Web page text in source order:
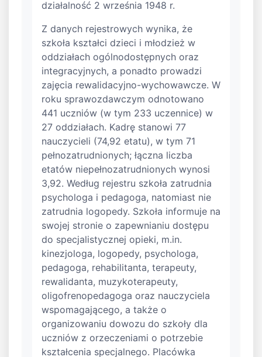
działalność 2 września 1948 r.
Z danych rejestrowych wynika, że
szkoła kształci dzieci i młodzież w
oddziałach ogólnodostępnych oraz
integracyjnych, a ponadto prowadzi
zajęcia rewalidacyjno-wychowawcze. W
roku sprawozdawczym odnotowano
441 uczniów (w tym 233 uczennice) w
27 oddziałach. Kadrę stanowi 77
nauczycieli (74,92 etatu), w tym 71
pełnozatrudnionych; łączna liczba
etatów niepełnozatrudnionych wynosi
3,92. Według rejestru szkoła zatrudnia
psychologa i pedagoga, natomiast nie
zatrudnia logopedy. Szkoła informuje na
swojej stronie o zapewnianiu dostępu
do specjalistycznej opieki, m.in.
kinezjologa, logopedy, psychologa,
pedagoga, rehabilitanta, terapeuty,
rewalidanta, muzykoterapeuty,
oligofrenopedagoga oraz nauczyciela
wspomagającego, a także o
organizowaniu dowozu do szkoły dla
uczniów z orzeczeniami o potrzebie
kształcenia specjalnego. Placówka